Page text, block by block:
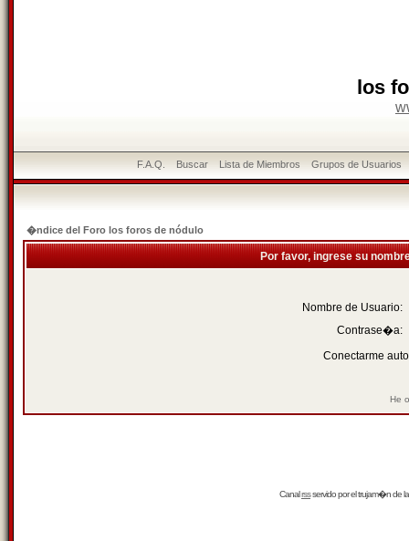
los
F.A.Q. Buscar Lista de Miembros Grupos de Usuarios
�ndice del Foro los foros de nódulo
Por favor, ingrese su
Nombre de Usuario:
Contrase�a:
Conectarme
He
Canalrssservido por eltrujam�nde